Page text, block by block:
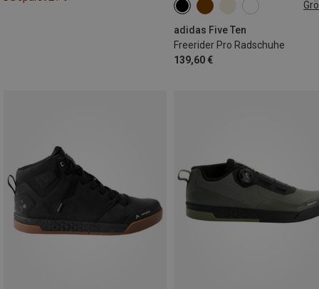
adidas Five Ten
Freerider Pro Radschuhe
139,60 €